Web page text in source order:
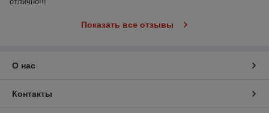
Показать все отзывы
О нас
Контакты